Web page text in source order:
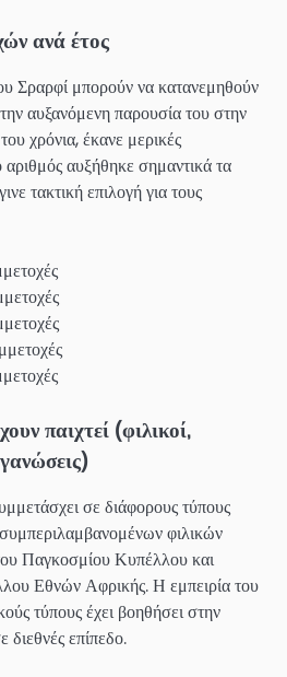
ανά έτος
Σραρφί μπορούν να κατανεμηθούν
αυξανόμενη παρουσία του στην
χρόνια, έκανε μερικές
αυξήθηκε σημαντικά τα
τακτική επιλογή για τους
παιχτεί (φιλικοί,
σε διάφορους τύπους
φιλικών
Παγκοσμίου Κυπέλλου και
Εθνών Αφρικής. Η εμπειρία του
τύπους έχει βοηθήσει στην
διεθνές επίπεδο.